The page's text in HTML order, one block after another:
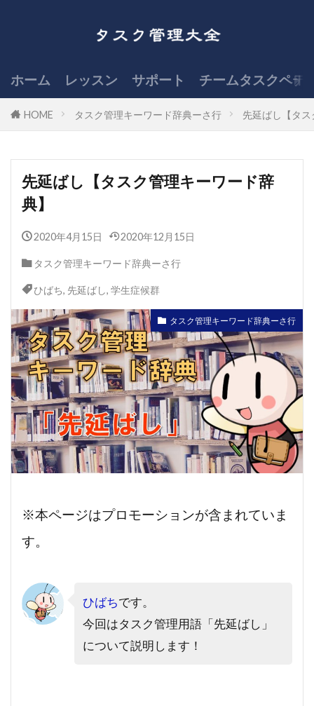
ホーム レッスン サポート チームタスクペデ
HOME タスク管理キーワード辞典ーさ行 先延ばし【タ
先延ばし【タスク管理キーワード辞
典】
2020年4月15日 2020年12月15日
タスク管理キーワード辞典ーさ行
ひばち, 先延ばし, 学生症候群
タスク管理キーワード辞典ーさ行
※本ページはプロモーションが含まれていま
す。
ひばちです。
今回はタスク管理用語「先延ばし」
について説明します！